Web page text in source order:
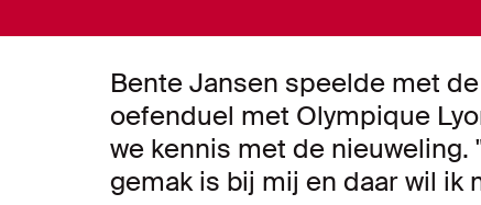
Bente Jansen speelde met
oefenduel met Olympique
we kennis met de
gemak is bij mij en daar wil ik